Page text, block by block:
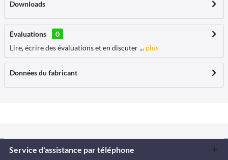
Downloads
Évaluations
0
Lire, écrire des évaluations et en discuter ... plus
Données du fabricant
Service d'assistance par téléphone